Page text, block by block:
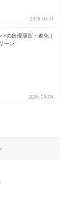
2026-04-11
♂の出現場所・進化｜
ーン
2026-03-04